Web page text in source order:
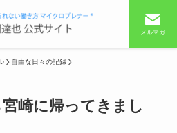
メルマガ
自由な日々の記録
崎に帰ってきまし